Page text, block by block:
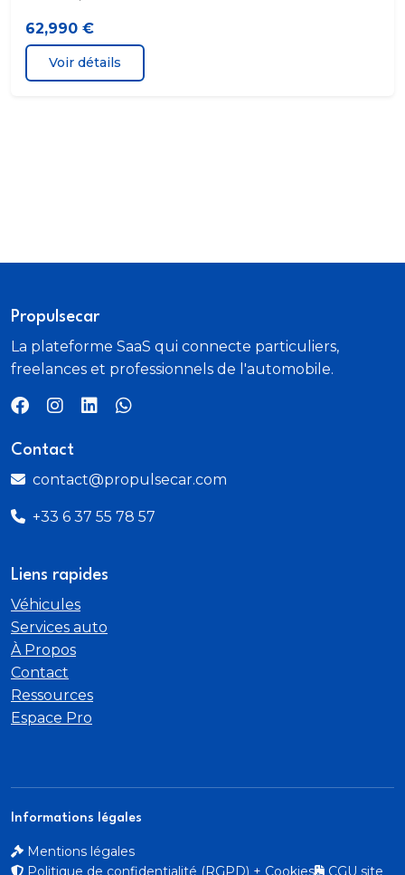
62,990 €
Voir détails
Propulsecar
La plateforme SaaS qui connecte particuliers,
freelances et professionnels de l'automobile.
Contact
contact@propulsecar.com
+33 6 37 55 78 57
Liens rapides
Véhicules
Services auto
À Propos
Contact
Ressources
Espace Pro
Informations légales
Mentions légales
Politique de confidentialité (RGPD) + Cookies
CGU site